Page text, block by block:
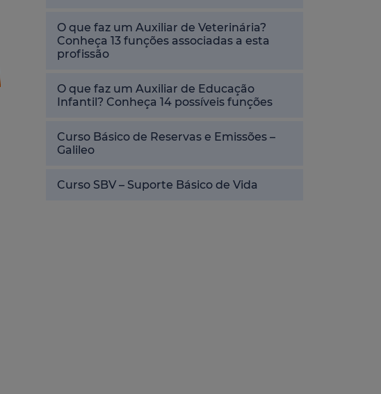
O que faz um Auxiliar de Veterinária?
Conheça 13 funções associadas a esta
profissão
O que faz um Auxiliar de Educação
Infantil? Conheça 14 possíveis funções
Curso Básico de Reservas e Emissões –
Galileo
Curso SBV – Suporte Básico de Vida